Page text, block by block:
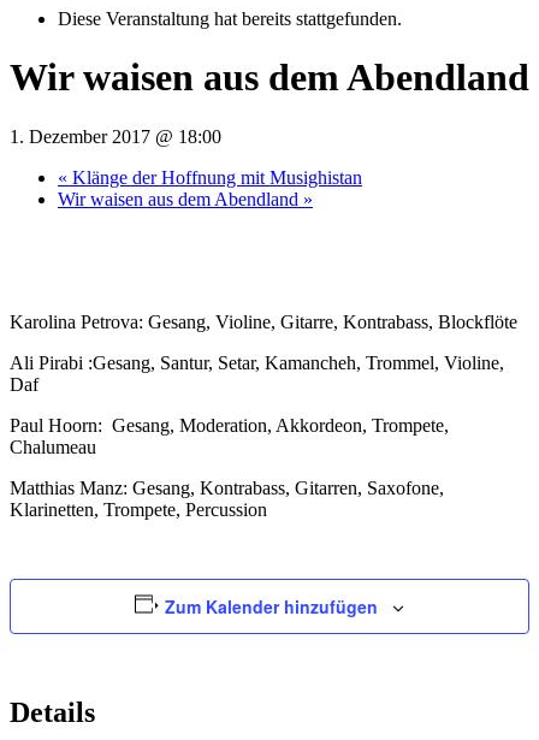
Diese Veranstaltung hat bereits stattgefunden.
Wir waisen aus dem Abendland
1. Dezember 2017 @ 18:00
« Klänge der Hoffnung mit Musighistan
Wir waisen aus dem Abendland »
Karolina Petrova: Gesang, Violine, Gitarre, Kontrabass, Blockflöte
Ali Pirabi :Gesang, Santur, Setar, Kamancheh, Trommel, Violine,
Daf
Paul Hoorn: Gesang, Moderation, Akkordeon, Trompete,
Chalumeau
Matthias Manz: Gesang, Kontrabass, Gitarren, Saxofone,
Klarinetten, Trompete, Percussion
Zum Kalender hinzufügen
Details